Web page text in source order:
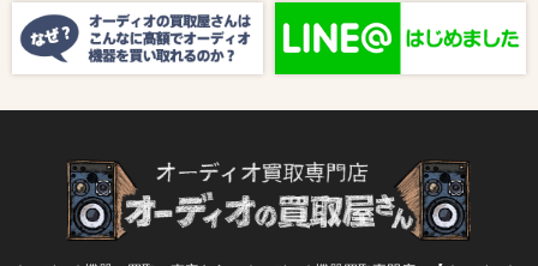
【ラジオ番組放送のお知らせ】